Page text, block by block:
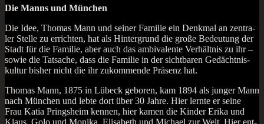
Die Manns und München
Die Idee, Tho­mas Mann und sei­ner Fami­lie ein Denk­mal an zen­tra­
ler Stel­le zu errich­ten, hat als Hin­ter­grund die gro­ße Bedeu­tung der
Stadt für die Fami­lie, aber auch das ambi­va­len­te Ver­hält­nis zu ihr –
sowie die Tat­sa­che, dass die Fami­lie in der sicht­ba­ren Gedächt­nis­
kul­tur bis­her nicht die ihr zukom­men­de Prä­senz hat.
Tho­mas Mann, 1875 in Lübeck gebo­ren, kam 1894 als jun­ger Mann
nach Mün­chen und leb­te dort über 30 Jah­re. Hier lern­te er sei­ne
Frau Katia Pringsheim ken­nen, hier kamen die Kin­der Eri­ka und
Klaus, Golo und Moni­ka, Eli­sa­beth und Micha­el zur Welt. Hier ent­